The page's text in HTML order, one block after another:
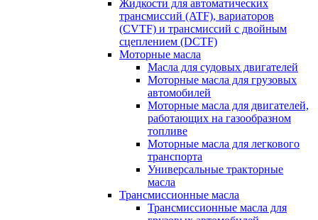
Жидкости для автоматических
трансмиссий (ATF), вариаторов
(CVTF) и трансмиссий с двойным
сцеплением (DCTF)
Моторные масла
Масла для судовых двигателей
Моторные масла для грузовых
автомобилей
Моторные масла для двигателей,
работающих на газообразном
топливе
Моторные масла для легкового
транспорта
Универсальные тракторные
масла
Трансмиссионные масла
Трансмиссионные масла для